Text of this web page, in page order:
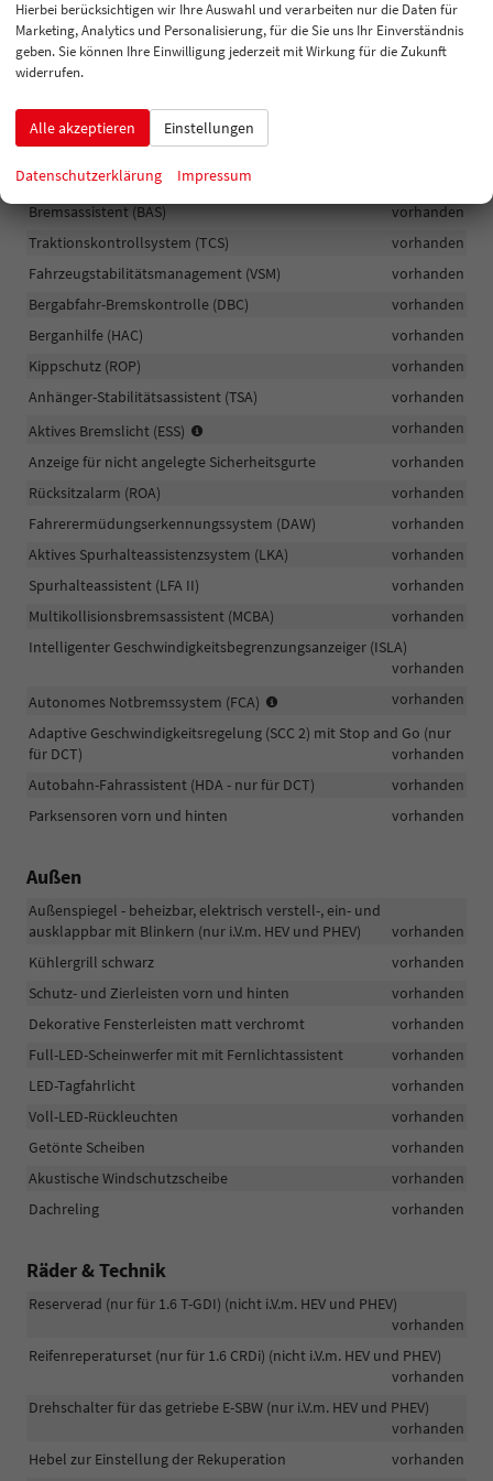
Fahrmodus-Wahlschalter
vorhanden
Airbag: Fahrer- und Beifahrerairbag, Beifahrerairbag deaktivierbar,
Center-Airbag, Vorhangairbags für die Vorder- und Rücksitze,
Antiblockiersystem (ABS)
Stabilitätskontrolle (ESC)
Bremsdruckverteiler (EBD)
Bremsassistent (BAS)
vorhanden
Traktionskontrollsystem (TCS)
vorhanden
Fahrzeugstabilitätsmanagement (VSM)
vorhanden
Bergabfahr-Bremskontrolle (DBC)
vorhanden
Berganhilfe (HAC)
vorhanden
Kippschutz (ROP)
vorhanden
Anhänger-Stabilitätsassistent (TSA)
vorhanden
Aktives Bremslicht (ESS)
Bremsen
Bremslicht
schnell
die
nachfolgenden
Fahrzeuge
vorhanden
Anzeige für nicht angelegte Sicherheitsgurte
vorhanden
Rücksitzalarm (ROA)
vorhanden
Fahrerermüdungserkennungssystem (DAW)
vorhanden
Aktives Spurhalteassistenzsystem (LKA)
vorhanden
Spurhalteassistent (LFA II)
vorhanden
Multikollisionsbremsassistent (MCBA)
vorhanden
Intelligenter Geschwindigkeitsbegrenzungsanzeiger (ISLA)
vorhanden
Autonomes Notbremssystem (FCA)
Fahrzeugen/Fußgängern/
vorhanden
Adaptive Geschwindigkeitsregelung (SCC 2) mit Stop and Go (nur
für DCT)
vorhanden
Autobahn-Fahrassistent (HDA - nur für DCT)
vorhanden
Parksensoren vorn und hinten
vorhanden
Außen
Außenspiegel - beheizbar, elektrisch verstell-, ein- und
ausklappbar mit Blinkern (nur i.V.m. HEV und PHEV)
vorhanden
Kühlergrill schwarz
vorhanden
Schutz- und Zierleisten vorn und hinten
vorhanden
Dekorative Fensterleisten matt verchromt
vorhanden
Full-LED-Scheinwerfer mit mit Fernlichtassistent
vorhanden
LED-Tagfahrlicht
vorhanden
Voll-LED-Rückleuchten
vorhanden
Getönte Scheiben
vorhanden
Akustische Windschutzscheibe
vorhanden
Dachreling
vorhanden
Räder & Technik
Reserverad (nur für 1.6 T-GDI) (nicht i.V.m. HEV und PHEV)
vorhanden
Reifenreperaturset (nur für 1.6 CRDi) (nicht i.V.m. HEV und PHEV)
vorhanden
Drehschalter für das getriebe E-SBW (nur i.V.m. HEV und PHEV)
vorhanden
Hebel zur Einstellung der Rekuperation
vorhanden
Hierbei berücksichtigen wir Ihre Auswahl und verarbeiten nur die Daten für
Marketing, Analytics und Personalisierung, für die Sie uns Ihr Einverständnis
geben. Sie können Ihre Einwilligung jederzeit mit Wirkung für die Zukunft
widerrufen.
Alle akzeptieren Einstellungen
Datenschutzerklärung Impressum